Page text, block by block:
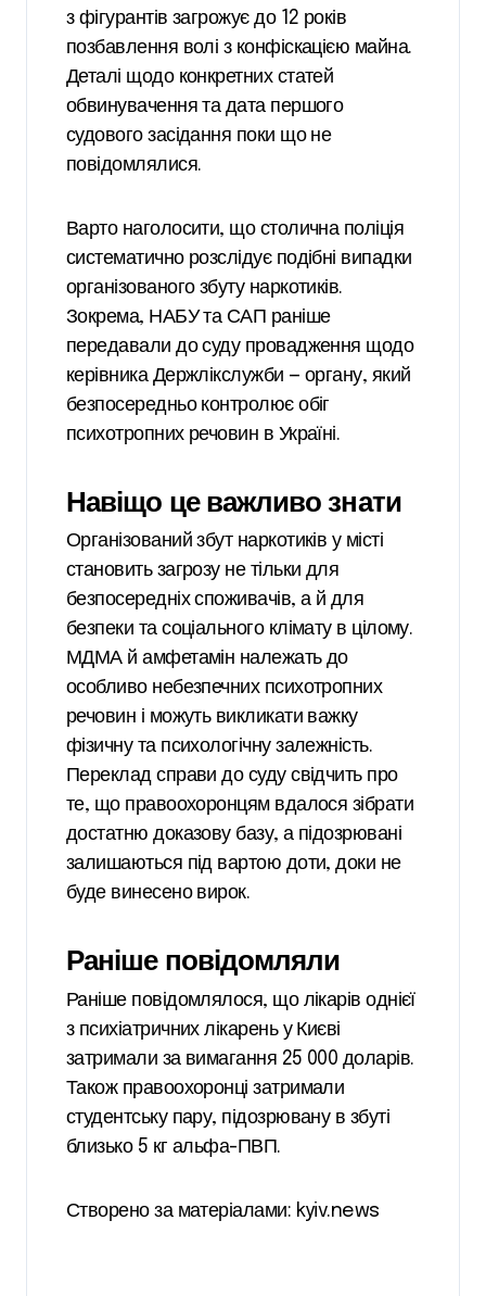
з фігурантів загрожує до 12 років
позбавлення волі з конфіскацією майна.
Деталі щодо конкретних статей
обвинувачення та дата першого
судового засідання поки що не
повідомлялися.
Варто наголосити, що столична поліція
систематично розслідує подібні випадки
організованого збуту наркотиків.
Зокрема, НАБУ та САП раніше
передавали до суду провадження щодо
керівника Держлікслужби — органу, який
безпосередньо контролює обіг
психотропних речовин в Україні.
Навіщо це важливо знати
Організований збут наркотиків у місті
становить загрозу не тільки для
безпосередніх споживачів, а й для
безпеки та соціального клімату в цілому.
МДМА й амфетамін належать до
особливо небезпечних психотропних
речовин і можуть викликати важку
фізичну та психологічну залежність.
Переклад справи до суду свідчить про
те, що правоохоронцям вдалося зібрати
достатню доказову базу, а підозрювані
залишаються під вартою доти, доки не
буде винесено вирок.
Раніше повідомляли
Раніше повідомлялося, що лікарів однієї
з психіатричних лікарень у Києві
затримали за вимагання 25 000 доларів.
Також правоохоронці затримали
студентську пару, підозрювану в збуті
близько 5 кг альфа-ПВП.
Створено за матеріалами: kyiv.news